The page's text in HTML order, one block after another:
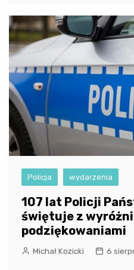
Policja wydarzenia
107 lat Policji
świętuje z
podziękowaniami
Michał Kozicki 6